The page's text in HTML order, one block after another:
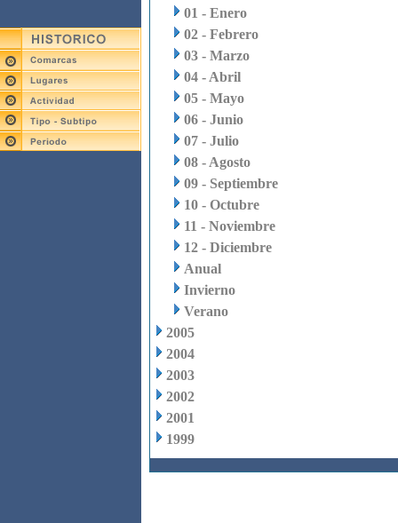
01 - Enero
02 - Febrero
03 - Marzo
04 - Abril
05 - Mayo
06 - Junio
07 - Julio
08 - Agosto
09 - Septiembre
10 - Octubre
11 - Noviembre
12 - Diciembre
Anual
Invierno
Verano
2005
2004
2003
2002
2001
1999